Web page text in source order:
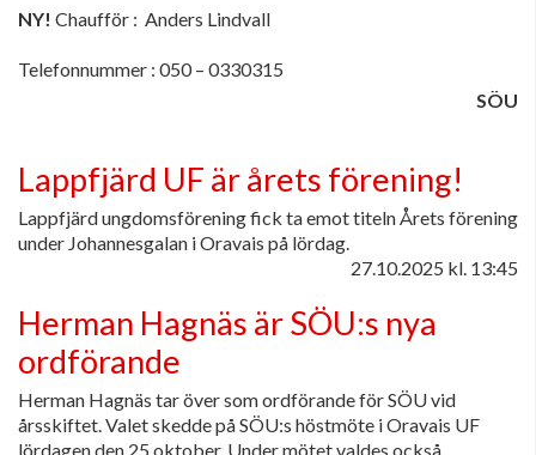
NY! Chaufför : Anders Lindvall
Telefonnummer : 050 – 0330315
SÖU
Lappfjärd UF är årets förening!
Lappfjärd ungdomsförening fick ta emot titeln Årets förening
under Johannesgalan i Oravais på lördag.
27.10.2025 kl. 13:45
Herman Hagnäs är SÖU:s nya
ordförande
Herman Hagnäs tar över som ordförande för SÖU vid
årsskiftet. Valet skedde på SÖU:s höstmöte i Oravais UF
lördagen den 25 oktober. Under mötet valdes också